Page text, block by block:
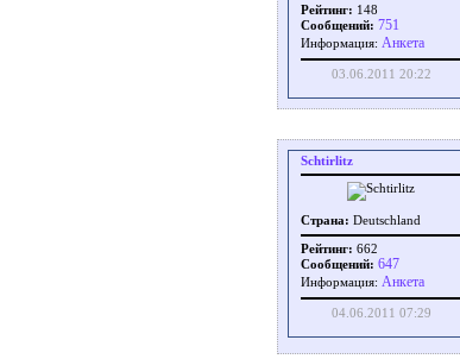
Рейтинг: 148
Сообщений: 751
Информация: Aнкета
03.06.2011 20:22
Schtirlitz
Страна: Deutschland
Рейтинг: 662
Сообщений: 647
Информация: Aнкета
04.06.2011 07:29